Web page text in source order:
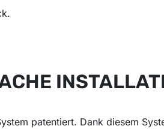
patentiert. Dank diesem